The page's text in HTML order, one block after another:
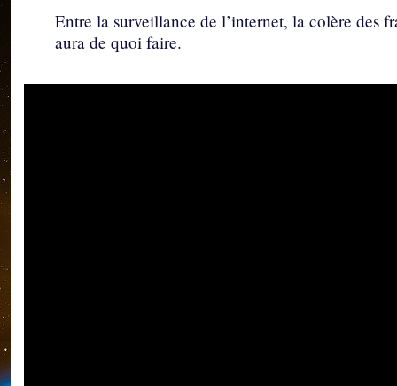
Entre la surveillance de l’internet, la colère des
aura de quoi faire.